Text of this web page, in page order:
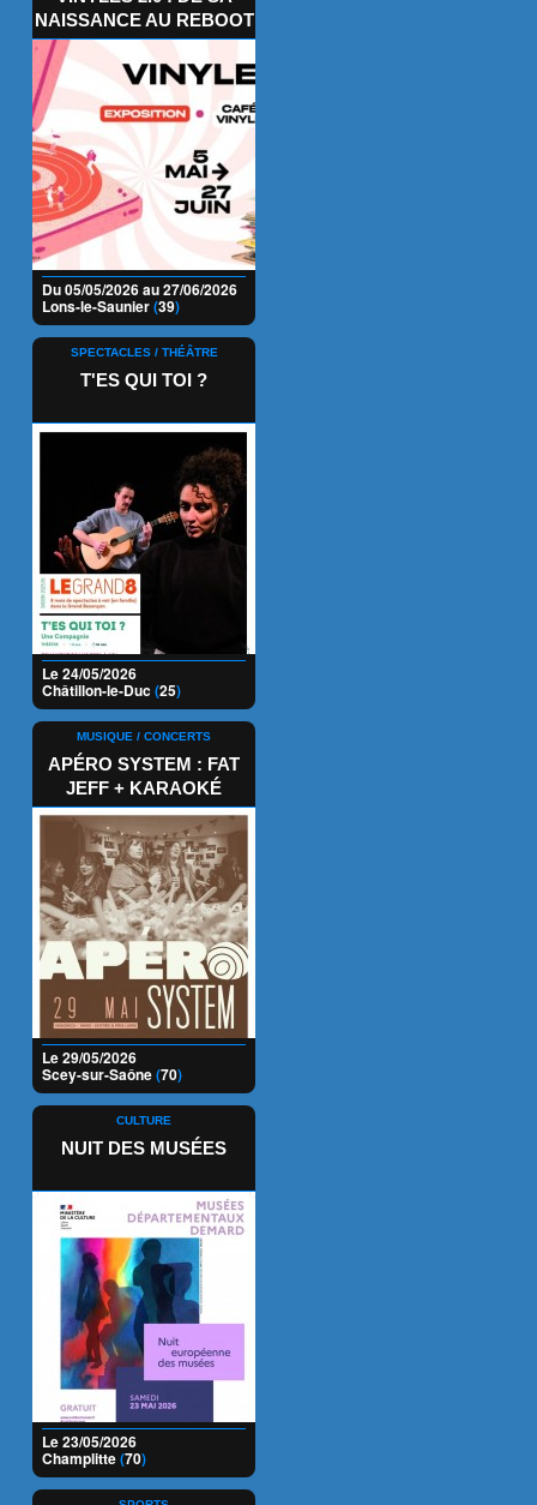
NAISSANCE AU REBOOT
Du 05/05/2026 au 27/06/2026
Lons-le-Saunier(39)
SPECTACLES / THÉÂTRE
T'ES QUI TOI ?
Le 24/05/2026
Châtillon-le-Duc(25)
MUSIQUE / CONCERTS
APÉRO SYSTEM : FAT
JEFF + KARAOKÉ
Le 29/05/2026
Scey-sur-Saône(70)
CULTURE
NUIT DES MUSÉES
Le 23/05/2026
Champlitte(70)